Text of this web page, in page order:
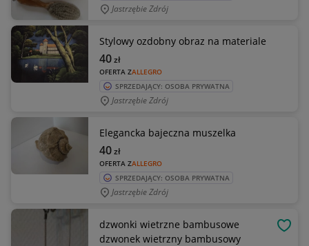
Jastrzębie Zdrój
Stylowy ozdobny obraz na materiale
OFERTA ZALLEGRO
40zł
SPRZEDAJĄCY: OSOBA PRYWATNA
Jastrzębie Zdrój
Elegancka bajeczna muszelka
OFERTA ZALLEGRO
40zł
SPRZEDAJĄCY: OSOBA PRYWATNA
Jastrzębie Zdrój
dzwonki wietrzne bambusowe
dzwonek wietrzny bambusowy